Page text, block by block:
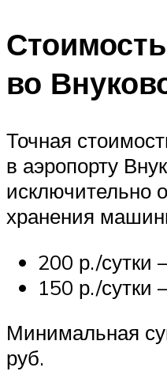
во
Точная
в аэропорту
исключительно
хранения
200 р./сутки
150 р./
Минимальная
руб.